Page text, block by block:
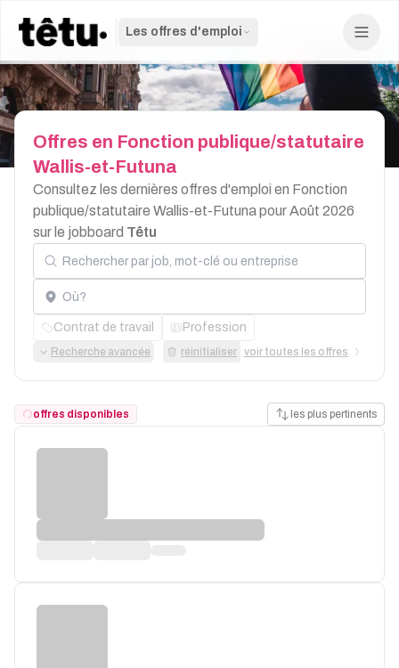
Les offres d'emploi
Offres en Fonction publique/statutaire
Wallis-et-Futuna
Consultez les dernières offres d'emploi en Fonction
publique/statutaire Wallis-et-Futuna pour Août 2026
sur le jobboard Têtu
Rechercher par job, mot-clé ou entreprise
Localisation
Contrat de travail Profession
Recherche avancée réinitialiser voir toutes les offres
offres disponibles les plus pertinents